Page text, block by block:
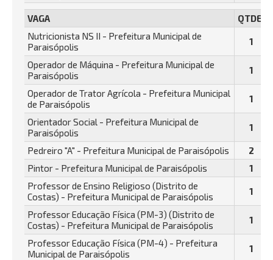
VAGA
QTDE.
Nutricionista NS II - Prefeitura Municipal de
Paraisópolis
1
Operador de Máquina - Prefeitura Municipal de
Paraisópolis
1
Operador de Trator Agrícola - Prefeitura Municipal
de Paraisópolis
1
Orientador Social - Prefeitura Municipal de
Paraisópolis
1
Pedreiro "A" - Prefeitura Municipal de Paraisópolis
2
Pintor - Prefeitura Municipal de Paraisópolis
1
Professor de Ensino Religioso (Distrito de
Costas) - Prefeitura Municipal de Paraisópolis
1
Professor Educação Física (PM-3) (Distrito de
Costas) - Prefeitura Municipal de Paraisópolis
1
Professor Educação Física (PM-4) - Prefeitura
Municipal de Paraisópolis
1